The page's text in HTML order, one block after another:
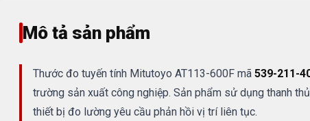
Mô tả sản phẩm
Thước đo tuyến tính Mitutoyo AT113-600F mã 539-211-
trường sản xuất công nghiệp. Sản phẩm sử dụng thanh
thiết bị đo lường yêu cầu phản hồi vị trí liên tục.